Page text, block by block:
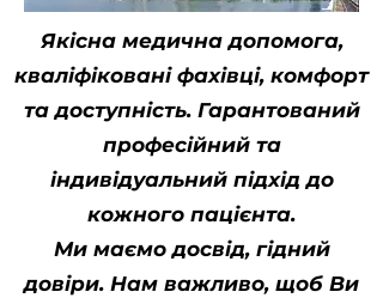
Якісна медична допомога,
кваліфіковані фахівці, комфорт
та доступність. Гарантований
професійний та
індивідуальний підхід до
кожного пацієнта.
Ми маємо досвід, гідний
довіри. Нам важливо, щоб Ви